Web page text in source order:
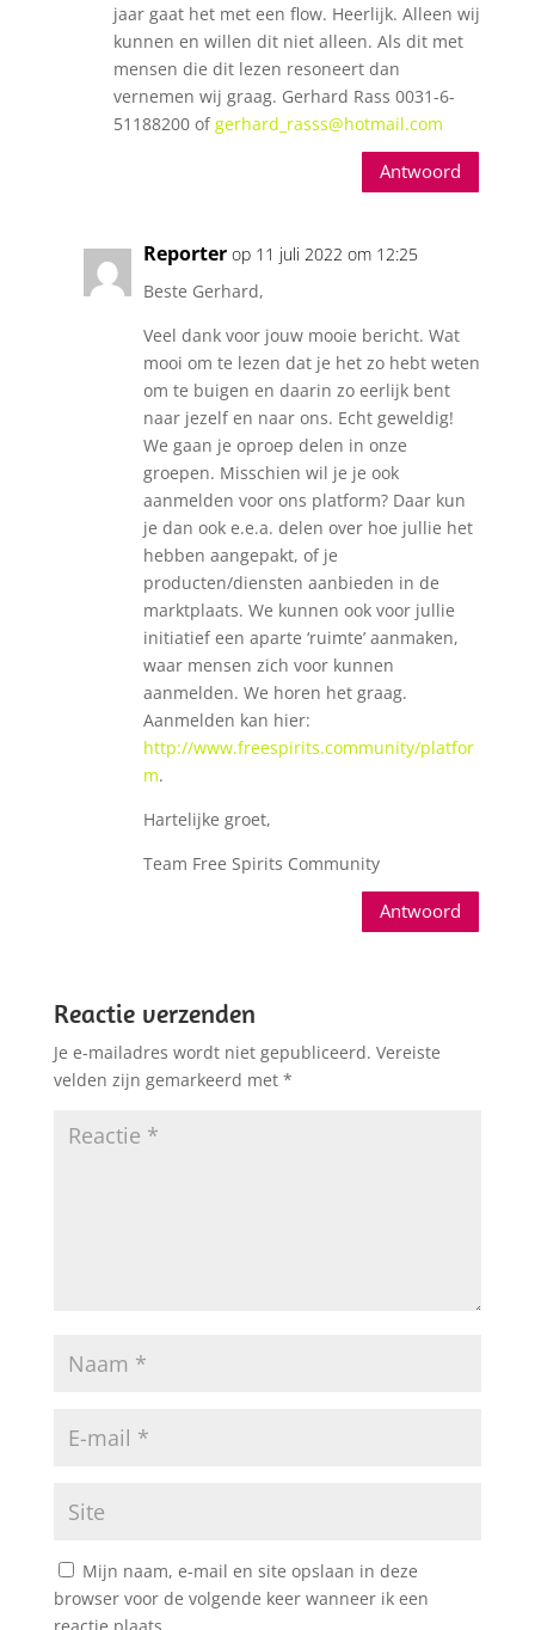
jaar gaat het met een flow. Heerlijk. Alleen wij
kunnen en willen dit niet alleen. Als dit met
mensen die dit lezen resoneert dan
vernemen wij graag. Gerhard Rass 0031-6-
51188200 ofgerhard_rasss@hotmail.com
Antwoord
Reporter op 11 juli 2022 om 12:25
Beste Gerhard,
Veel dank voor jouw mooie bericht. Wat
mooi om te lezen dat je het zo hebt weten
om te buigen en daarin zo eerlijk bent
naar jezelf en naar ons. Echt geweldig!
We gaan je oproep delen in onze
groepen. Misschien wil je je ook
aanmelden voor ons platform? Daar kun
je dan ook e.e.a. delen over hoe jullie het
hebben aangepakt, of je
producten/diensten aanbieden in de
marktplaats. We kunnen ook voor jullie
initiatief een aparte ‘ruimte’ aanmaken,
waar mensen zich voor kunnen
aanmelden. We horen het graag.
Aanmelden kan hier:
http://www.freespirits.community/platfor
m.
Hartelijke groet,
Team Free Spirits Community
Antwoord
Reactie verzenden
Je e-mailadres wordt niet gepubliceerd. Vereiste
velden zijn gemarkeerd met *
Mijn naam, e-mail en site opslaan in deze
browser voor de volgende keer wanneer ik een